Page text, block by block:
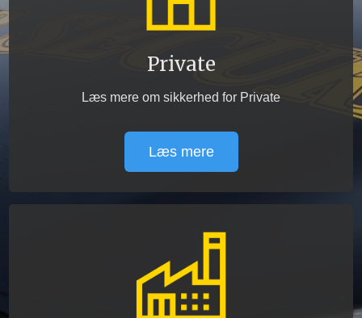
Private
Læs mere om sikkerhed for Private
Læs mere